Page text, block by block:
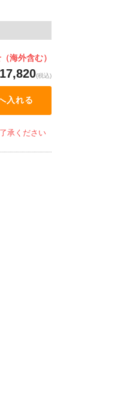
海外含む）
(税込)
承ください